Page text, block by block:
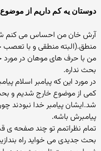
دوستان یه کم داریم از
آرش خان من احساس می کنم
منطق.(البته منطقی و با تعصب
من با حرف های موهان در مورد
بحث نداره.
در مورد این که پیامبر اسلام
کمی از موضوع خارج شدیم و
شد.ایشان پیامبر خدا نبودند
پیامبرش باشه.
تمام نظراتمم تو چند صفحه ی
بحث جدیدی می خواید راه